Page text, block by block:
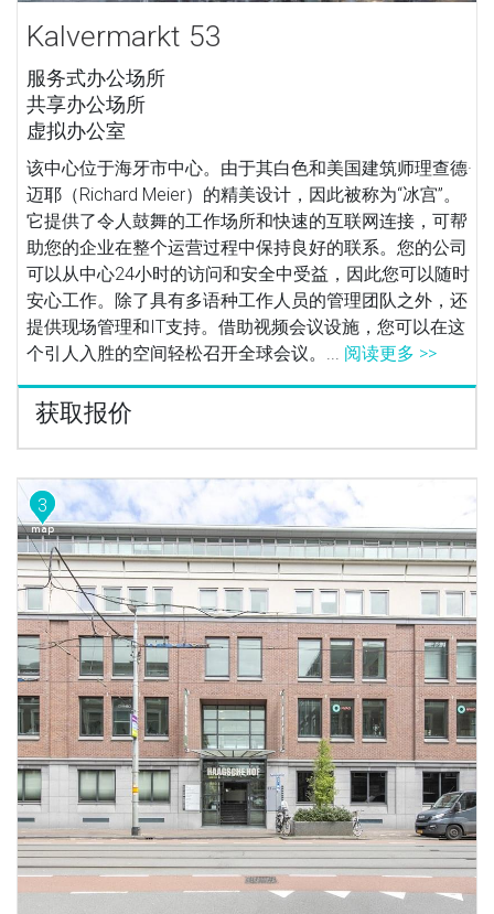
Kalvermarkt 53
服务式办公场所
共享办公场所
虚拟办公室
该中心位于海牙市中心。由于其白色和美国建筑师理查德·
迈耶（Richard Meier）的精美设计，因此被称为“冰宫”。
它提供了令人鼓舞的工作场所和快速的互联网连接，可帮
助您的企业在整个运营过程中保持良好的联系。您的公司
可以从中心24小时的访问和安全中受益，因此您可以随时
安心工作。除了具有多语种工作人员的管理团队之外，还
提供现场管理和IT支持。借助视频会议设施，您可以在这
个引人入胜的空间轻松召开全球会议。... 阅读更多 >>
获取报价
3